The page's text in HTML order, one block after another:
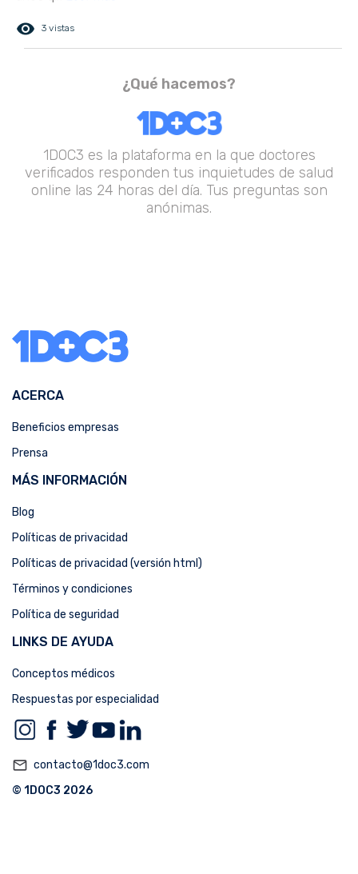
remove_red_eye 3 vistas
¿Qué hacemos?
1DOC3 es la plataforma en la que doctores
verificados responden tus inquietudes de salud
online las 24 horas del día. Tus preguntas son
anónimas.
ACERCA
Beneficios empresas
Prensa
MÁS INFORMACIÓN
Blog
Políticas de privacidad
Políticas de privacidad (versión html)
Términos y condiciones
Política de seguridad
LINKS DE AYUDA
Conceptos médicos
Respuestas por especialidad
mail_outline contacto@1doc3.com
© 1DOC3 2026